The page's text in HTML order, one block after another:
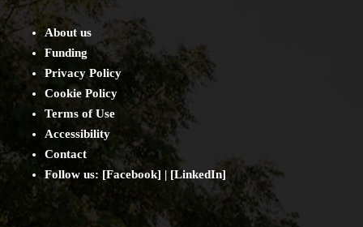
About us
Funding
Privacy Policy
Cookie Policy
Terms of Use
Accessibility
Contact
Follow us: [Facebook] | [LinkedIn]